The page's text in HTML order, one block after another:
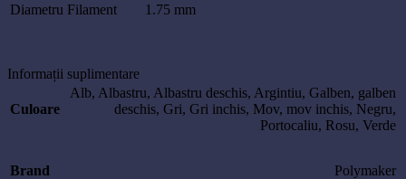
Diametru Filament
1.75 mm
Informații suplimentare
Culoare
Alb, Albastru, Albastru deschis, Argintiu, Galben, galben
deschis, Gri, Gri inchis, Mov, mov inchis, Negru,
Portocaliu, Rosu, Verde
Brand
Polymaker